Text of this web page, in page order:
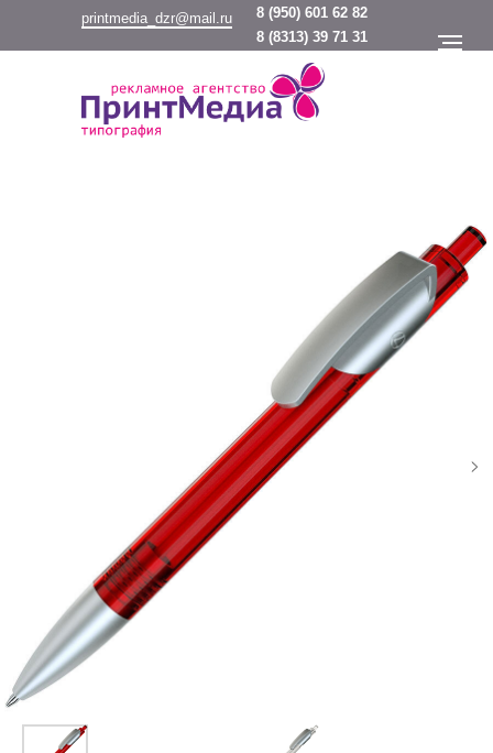
8 (950) 601 62 82
printmedia_dzr@mail.ru
8 (8313) 39 71 31